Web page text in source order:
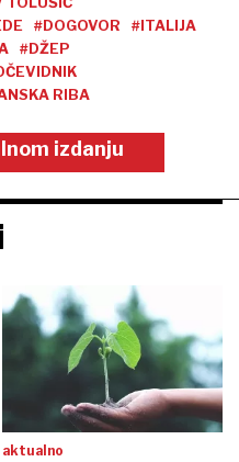
#DOGOVOR
#ITALIJA
#DŽEP
RIBA
izdanju
aktualno